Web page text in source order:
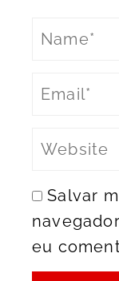
Salvar
eu